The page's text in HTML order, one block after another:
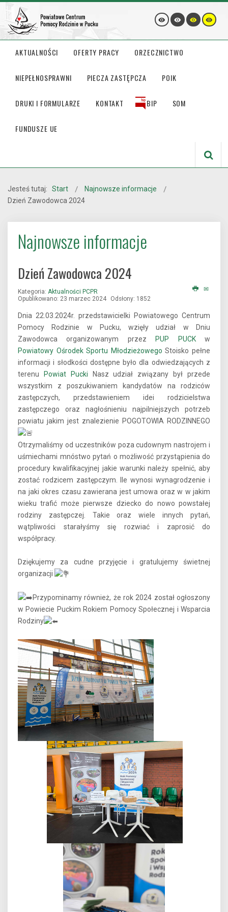
AKTUALNOŚCI OFERTY PRACY ORZECZNICTWO
NIEPEŁNOSPRAWNI PIECZA ZASTĘPCZA POIK
DRUKI I FORMULARZE KONTAKT BIP SOM
FUNDUSZE UE
Jesteś tutaj: Start
Najnowsze informacje
Dzień Zawodowca 2024
Najnowsze informacje
Dzień Zawodowca 2024
Kategoria: Aktualności PCPR
Opublikowano: 23 marzec 2024
Odsłony: 1852
Dnia 22.03.2024r. przedstawicielki Powiatowego Centrum
Pomocy Rodzinie w Pucku, wzięły udział w Dniu
Zawodowca organizowanym przez
PUP PUCKw
Powiatowy Ośrodek Sportu Młodzieżowego Stoisko pełne
informacji i słodkości dostępne było dla odwiedzających z
terenu
Powiat Pucki Nasz udział związany był przede
wszystkim z poszukiwaniem kandydatów na rodziców
zastępczych, przedstawieniem idei rodzicielstwa
zastępczego oraz nagłośnieniu najpilniejszych potrzeb
powiatu jakim jest znalezienie POGOTOWIA RODZINNEGO
Otrzymaliśmy od uczestników poza cudownym nastrojem i
uśmiechami mnóstwo pytań o możliwość przystąpienia do
procedury kwalifikacyjnej jakie warunki należy spełnić, aby
zostać rodzicem zastępczym. Ile wynosi wynagrodzenie i
na jaki okres czasu zawierana jest umowa oraz w w jakim
wieku trafić może pierwsze dziecko do nowo powstałej
rodziny zastępczej. Takie oraz wiele innych pytań,
wątpliwości starałyśmy się rozwiać i zaprosić do
współpracy.
Dziękujemy za cudne przyjęcie i gratulujemy świetnej
organizacji
Przypominamy również, że rok 2024 został ogłoszony
w Powiecie Puckim Rokiem Pomocy Społecznej i Wsparcia
Rodziny